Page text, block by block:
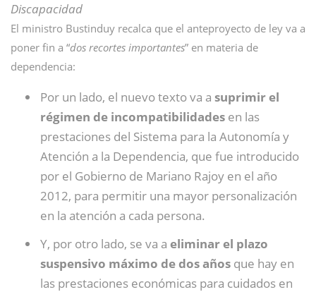
Discapacidad
El ministro Bustinduy recalca que el anteproyecto de ley va a
poner fin a “dos recortes importantes” en materia de
dependencia:
Por un lado, el nuevo texto va a suprimir el
régimen de incompatibilidades en las
prestaciones del Sistema para la Autonomía y
Atención a la Dependencia, que fue introducido
por el Gobierno de Mariano Rajoy en el año
2012, para permitir una mayor personalización
en la atención a cada persona.
Y, por otro lado, se va a eliminar el plazo
suspensivo máximo de dos años que hay en
las prestaciones económicas para cuidados en